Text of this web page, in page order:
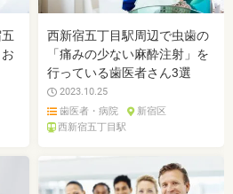
西新宿五丁目駅周辺で虫歯の
「痛みの少ない麻酔注射」を
行っている歯医者さん3選
2023.10.25
歯医者・病院
新宿区
西新宿五丁目駅